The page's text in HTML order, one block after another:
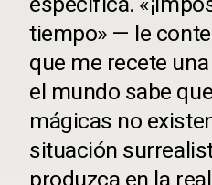
tiempo» — le
que me recete
el mundo sabe
mágicas no
situación